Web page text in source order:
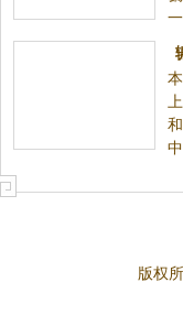
辗转收藏钧瓷“鸡心杯”
本世纪二十年代，北京
窑鸡心杯和一件钧窑花
版权